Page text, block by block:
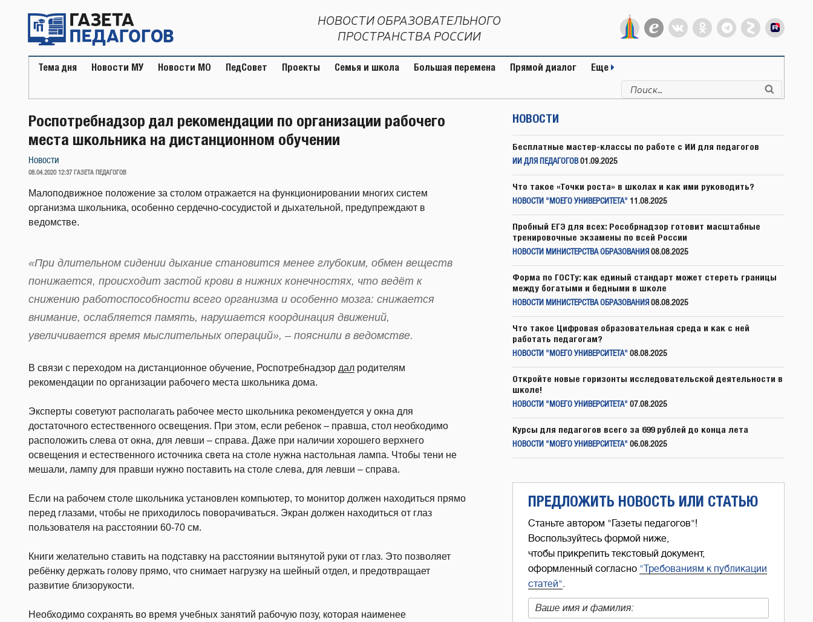
содержимому
НОВОСТИ ОБРАЗОВАТЕЛЬНОГО
ПРОСТРАНСТВА РОССИИ
Тема дня Новости МУ Новости МО ПедСовет Проекты Семья и школа Большая перемена Прямой диалог Еще
Искать:
Роспотребнадзор дал рекомендации по организации рабочего
места школьника на дистанционном обучении
Новости
ОПУБЛИКОВАНО
08.04.2020 12:37 ГАЗЕТА ПЕДАГОГОВ
Малоподвижное положение за столом отражается на функционировании многих систем
организма школьника, особенно сердечно-сосудистой и дыхательной, предупреждают в
ведомстве.
«При длительном сидении дыхание становится менее глубоким, обмен веществ
понижается, происходит застой крови в нижних конечностях, что ведёт к
снижению работоспособности всего организма и особенно мозга: снижается
внимание, ослабляется память, нарушается координация движений,
увеличивается время мыслительных операций», – пояснили в ведомстве.
В связи с переходом на дистанционное обучение, Роспотребнадзор дал родителям
рекомендации по организации рабочего места школьника дома.
Эксперты советуют располагать рабочее место школьника рекомендуется у окна для
достаточного естественного освещения. При этом, если ребенок – правша, стол необходимо
расположить слева от окна, для левши – справа. Даже при наличии хорошего верхнего
освещения и естественного источника света на столе нужна настольная лампа. Чтобы тени не
мешали, лампу для правши нужно поставить на столе слева, для левши – справа.
Если на рабочем столе школьника установлен компьютер, то монитор должен находиться прямо
перед глазами, чтобы не приходилось поворачиваться. Экран должен находиться от глаз
пользователя на расстоянии 60-70 см.
Книги желательно ставить на подставку на расстоянии вытянутой руки от глаз. Это позволяет
ребёнку держать голову прямо, что снимает нагрузку на шейный отдел, и предотвращает
развитие близорукости.
Необходимо сохранять во время учебных занятий рабочую позу, которая наименее
НОВОСТИ
Бесплатные мастер-классы по работе с ИИ для педагогов
ИИ ДЛЯ ПЕДАГОГОВ 01.09.2025
Что такое «Точки роста» в школах и как ими руководить?
НОВОСТИ "МОЕГО УНИВЕРСИТЕТА" 11.08.2025
Пробный ЕГЭ для всех: Рособрнадзор готовит масштабные
тренировочные экзамены по всей России
НОВОСТИ МИНИСТЕРСТВА ОБРАЗОВАНИЯ 08.08.2025
Форма по ГОСТу: как единый стандарт может стереть границы
между богатыми и бедными в школе
НОВОСТИ МИНИСТЕРСТВА ОБРАЗОВАНИЯ 08.08.2025
Что такое Цифровая образовательная среда и как с ней
работать педагогам?
НОВОСТИ "МОЕГО УНИВЕРСИТЕТА" 08.08.2025
Откройте новые горизонты исследовательской деятельности в
школе!
НОВОСТИ "МОЕГО УНИВЕРСИТЕТА" 07.08.2025
Курсы для педагогов всего за 699 рублей до конца лета
НОВОСТИ "МОЕГО УНИВЕРСИТЕТА" 06.08.2025
ПРЕДЛОЖИТЬ НОВОСТЬ ИЛИ СТАТЬЮ
Станьте автором "Газеты педагогов"!
Воспользуйтесь формой ниже,
чтобы прикрепить текстовый документ,
оформленный согласно "Требованиям к публикации
статей".